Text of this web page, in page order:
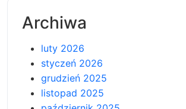
Archiwa
luty 2026
styczeń 2026
grudzień 2025
listopad 2025